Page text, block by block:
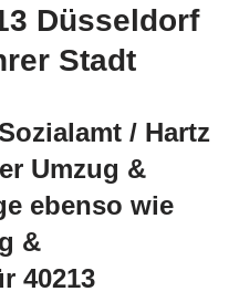
Düsseldorf
Stadt
/ Hartz
Umzug &
ebenso wie
&
40213